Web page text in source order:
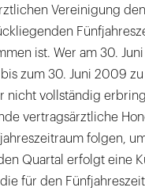
Vereinigung
ist. Wer am 30.
zum 30. Juni 2009
vollständig
vertragsärztliche
folgen,
Quartal erfolgt eine
für den